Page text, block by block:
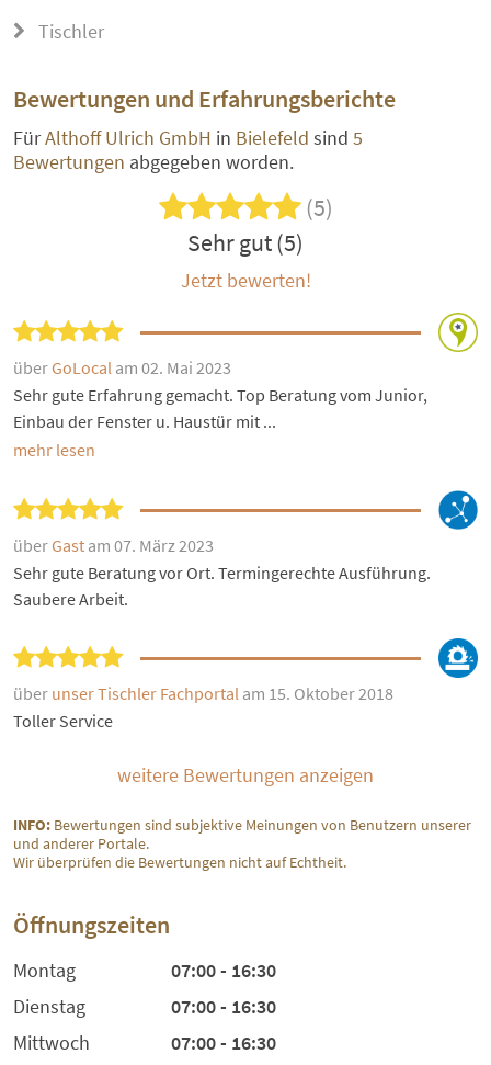
Tischler
Bewertungen und Erfahrungsberichte
FürAlthoff Ulrich GmbH in Bielefeld sind 5
Bewertungen abgegeben worden.
(5)
Sehr gut (5)
Jetzt bewerten!
über GoLocal am 02. Mai 2023
Sehr gute Erfahrung gemacht. Top Beratung vom Junior,
Einbau der Fenster u. Haustür mit ...
mehr lesen
über Gast am 07. März 2023
Sehr gute Beratung vor Ort. Termingerechte Ausführung.
Saubere Arbeit.
über unser Tischler Fachportal am 15. Oktober 2018
Toller Service
weitere Bewertungen anzeigen
INFO: Bewertungen sind subjektive Meinungen von Benutzern unserer
und anderer Portale.
Wir überprüfen die Bewertungen nicht auf Echtheit.
Öffnungszeiten
Montag
07:00 - 16:30
Dienstag
07:00 - 16:30
Mittwoch
07:00 - 16:30